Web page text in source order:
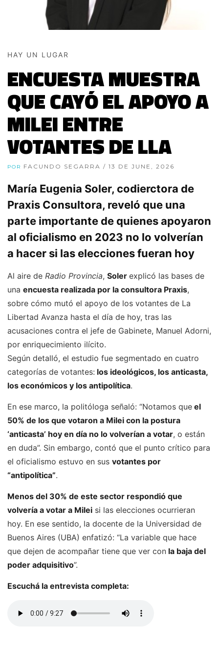
HAY UN LUGAR
ENCUESTA MUESTRA
QUE CAYÓ EL APOYO A
MILEI ENTRE
VOTANTES DE LLA
POR FACUNDO SEGARRA / 13 DE JUNE, 2026
María Eugenia Soler, codierctora de
Praxis Consultora, reveló que una
parte importante de quienes apoyaron
al oficialismo en 2023 no lo volverían
a hacer si las elecciones fueran hoy
Al aire de Radio Provincia, Soler explicó las bases de
una encuesta realizada por la consultora Praxis,
sobre cómo mutó el apoyo de los votantes de La
Libertad Avanza hasta el día de hoy, tras las
acusaciones contra el jefe de Gabinete, Manuel Adorni,
por enriquecimiento ilícito.
Según detalló, el estudio fue segmentado en cuatro
categorías de votantes: los ideológicos, los anticasta,
los económicos y los antipolítica.
En ese marco, la politóloga señaló: “Notamos que el
50% de los que votaron a Milei con la postura
‘anticasta’ hoy en día no lo volverían a votar, o están
en duda”. Sin embargo, contó que el punto crítico para
el oficialismo estuvo en sus votantes por
“antipolítica”.
Menos del 30% de este sector respondió que
volvería a votar a Milei si las elecciones ocurrieran
hoy. En ese sentido, la docente de la Universidad de
Buenos Aires (UBA) enfatizó: “La variable que hace
que dejen de acompañar tiene que ver con la baja del
poder adquisitivo”.
Escuchá la entrevista completa: